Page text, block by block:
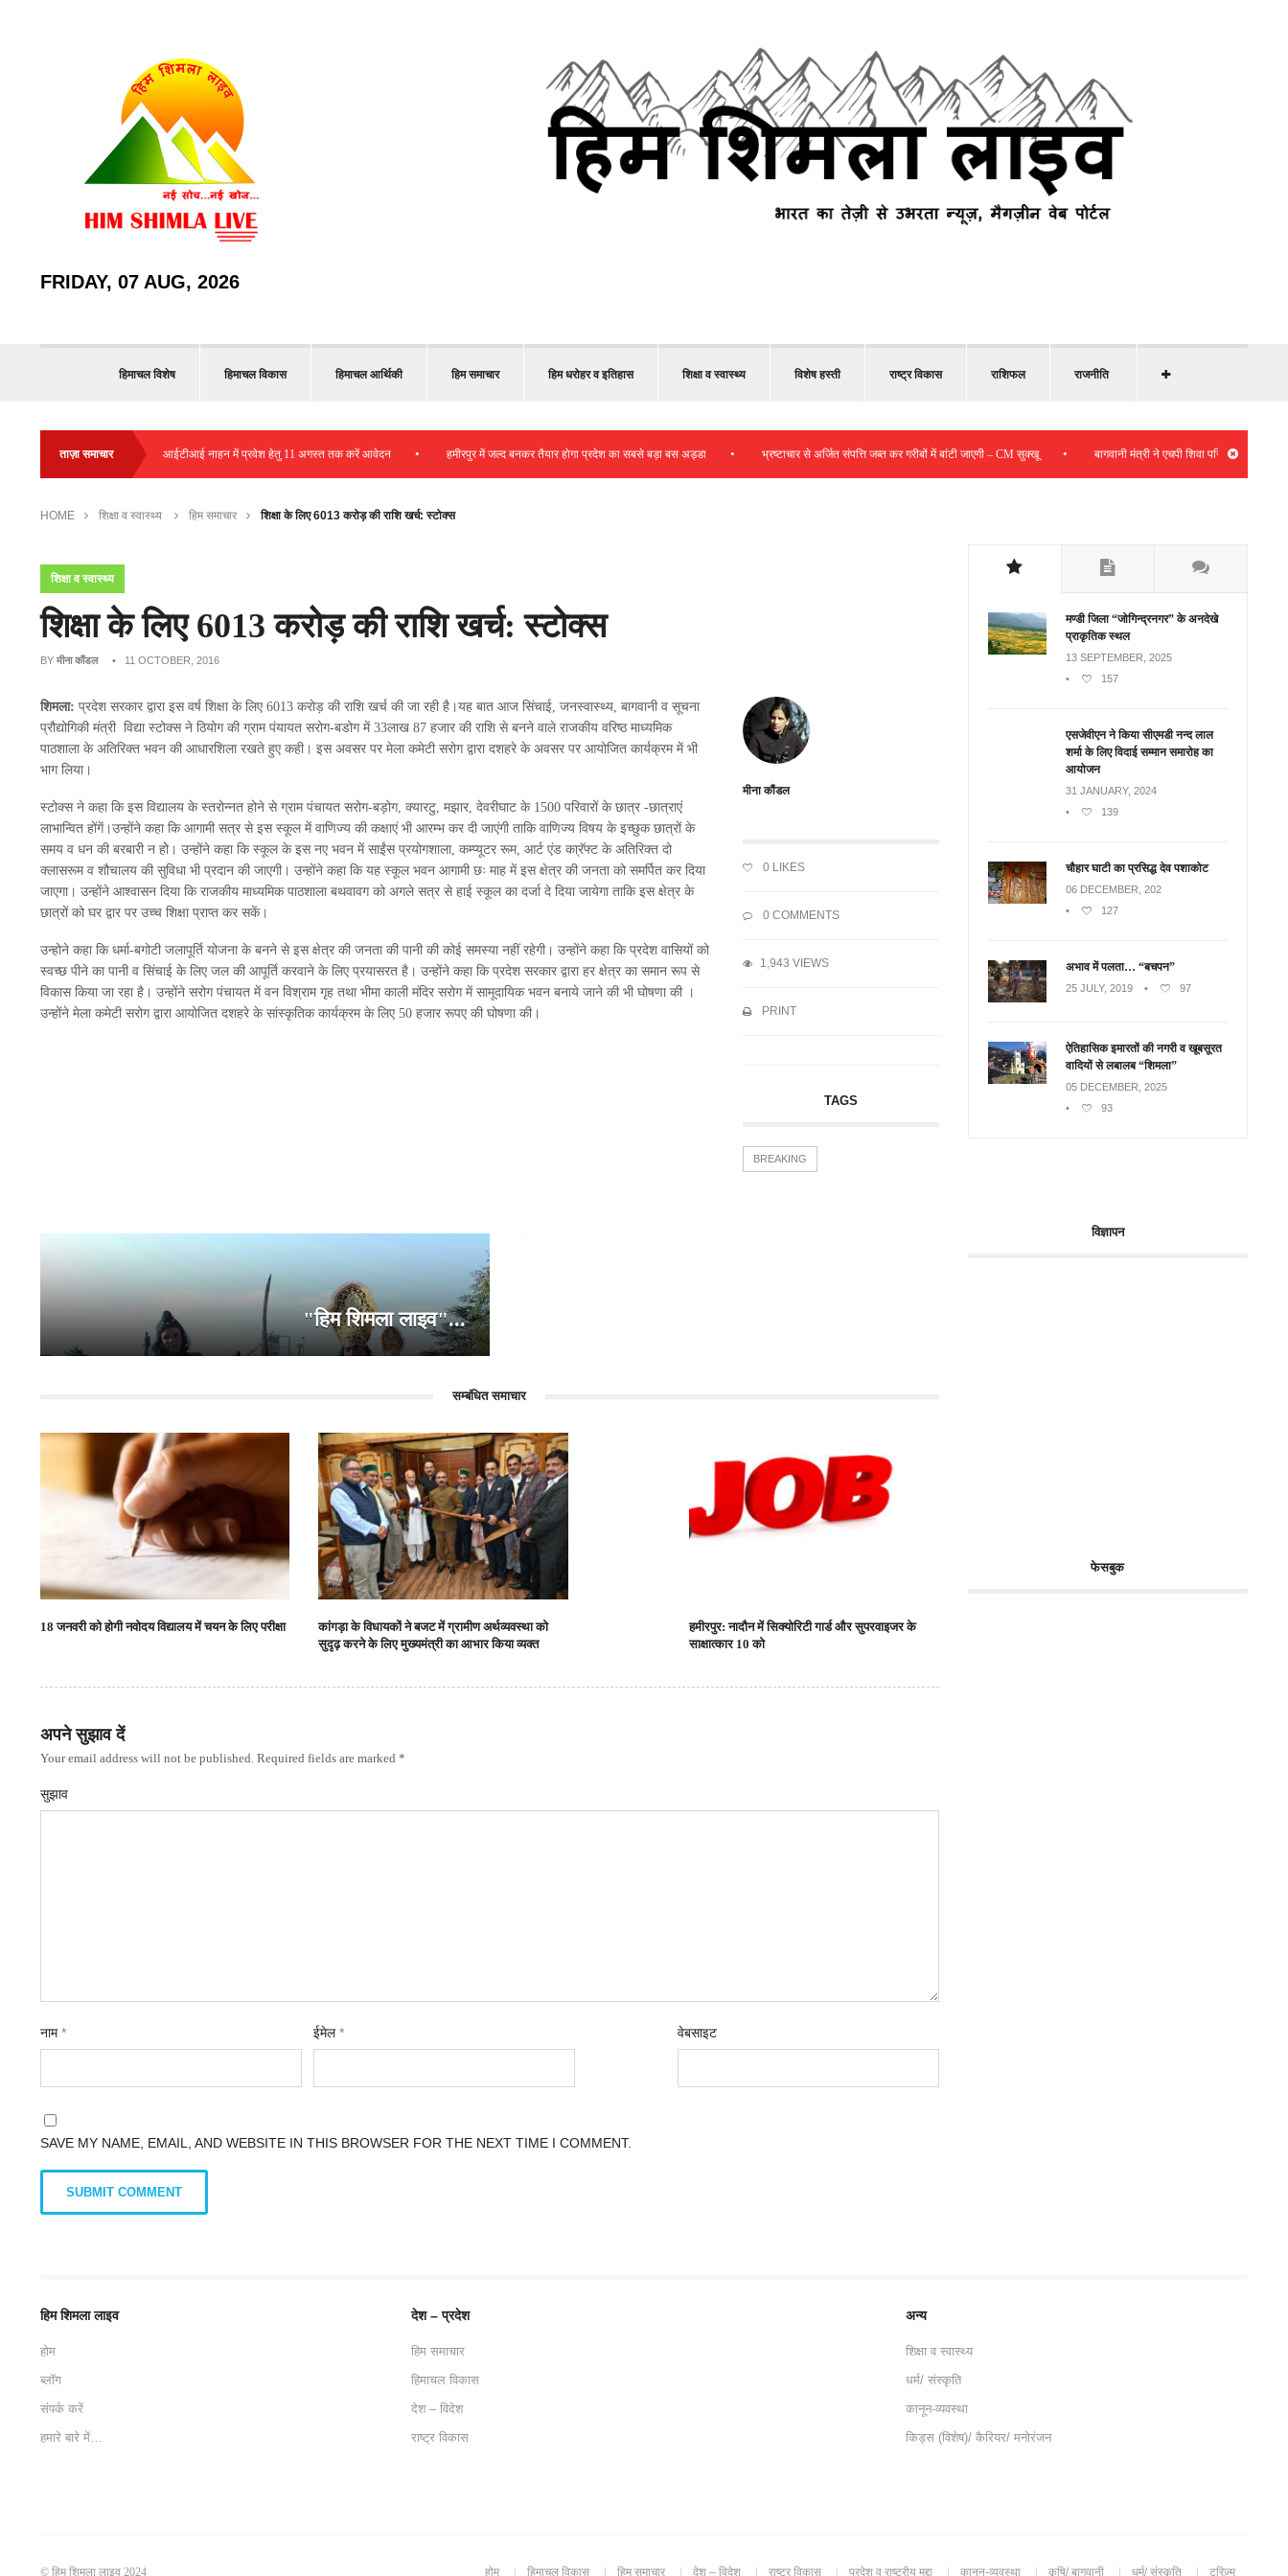
FRIDAY, 07 AUG, 2026
हिमाचल विशेष हिमाचल विकास हिमाचल आर्थिकी हिम समाचार हिम धरोहर व इतिहास शिक्षा व स्वास्थ्य विशेष हस्ती राष्ट्र विकास राशिफल राजनीति
ताज़ा समाचार
प्लेसमेंट आयोजित • आईटीआई नाहन में प्रवेश हेतु 11 अगस्त तक करें आवेदन • हमीरपुर में जल्द बनकर तैयार होगा प्रदेश का सबसे बड़ा बस अड्डा • भ्रष्टाचार से अर्जित संपत्ति जब्त कर गरीबों में बांटी जाएगी – CM सुक्खू • बागवानी मंत्री ने एचपी शिवा परियोजना की समीक्षा
HOME शिक्षा व स्वास्थ्य हिम समाचार शिक्षा के लिए 6013 करोड़ की राशि खर्च: स्टोक्स
शिक्षा व स्वास्थ्य
शिक्षा के लिए 6013 करोड़ की राशि खर्च: स्टोक्स
BY मीना कौंडल • 11 OCTOBER, 2016
मीना कौंडल
0 LIKES
0 COMMENTS
1,943 VIEWS
PRINT
TAGS
BREAKING
शिमला: प्रदेश सरकार द्वारा इस वर्ष शिक्षा के लिए 6013 करोड़ की राशि खर्च की जा रही है।यह बात आज सिंचाई, जनस्वास्थ्य, बागवानी व सूचना
प्रौद्योगिकी मंत्री विद्या स्टोक्स ने ठियोग की ग्राम पंयायत सरोग-बडोग में 33लाख 87 हजार की राशि से बनने वाले राजकीय वरिष्ठ माध्यमिक
पाठशाला के अतिरिक्त भवन की आधारशिला रखते हुए कही। इस अवसर पर मेला कमेटी सरोग द्वारा दशहरे के अवसर पर आयोजित कार्यक्रम में भी
भाग लिया।
स्टोक्स ने कहा कि इस विद्यालय के स्तरोन्नत होने से ग्राम पंचायत सरोग-बड़ोग, क्यारटु, मझार, देवरीघाट के 1500 परिवारों के छात्र -छात्राएं
लाभान्वित होंगें।उन्होंने कहा कि आगामी सत्र से इस स्कूल में वाणिज्य की कक्षाएं भी आरम्भ कर दी जाएंगी ताकि वाणिज्य विषय के इच्छुक छात्रों के
समय व धन की बरबारी न होे। उन्होंने कहा कि स्कूल के इस नए भवन में साईंस प्रयोगशाला, कम्प्यूटर रूम, आर्ट एंड का्रॅफ्ट के अतिरिक्त दो
क्लासरूम व शौचालय की सुविधा भी प्रदान की जाएगी। उन्होंने कहा कि यह स्कूल भवन आगामी छः माह में इस क्षेत्र की जनता को समर्पित कर दिया
जाएगा। उन्होंने आश्वासन दिया कि राजकीय माध्यमिक पाठशाला बथवावग को अगले सत्र से हाई स्कूल का दर्जा दे दिया जायेगा ताकि इस क्षेत्र के
छात्रों को घर द्वार पर उच्च शिक्षा प्राप्त कर सकें।
उन्होने कहा कि धर्मा-बगोटी जलापूर्ति योजना के बनने से इस क्षेत्र की जनता की पानी की कोई समस्या नहीं रहेगी। उन्होंने कहा कि प्रदेश वासियों को
स्वच्छ पीने का पानी व सिंचाई के लिए जल की आपूर्ति करवाने के लिए प्रयासरत है। उन्होंने कहा कि प्रदेश सरकार द्वारा हर क्षेत्र का समान रूप से
विकास किया जा रहा है। उन्होंने सरोग पंचायत में वन विश्राम गृह तथा भीमा काली मंदिर सरोग में सामूदायिक भवन बनाये जाने की भी घोषणा की ।
उन्होंने मेला कमेटी सरोग द्वारा आयोजित दशहरे के सांस्कृतिक कार्यक्रम के लिए 50 हजार रूपए की घोषणा की।
"हिम शिमला लाइव"...
सम्बंधित समाचार
18 जनवरी को होगी नवोदय विद्यालय में चयन के लिए परीक्षा
कांगड़ा के विधायकों ने बजट में ग्रामीण अर्थव्यवस्था को
सुदृढ़ करने के लिए मुख्यमंत्री का आभार किया व्यक्त
हमीरपुर: नादौन में सिक्योरिटी गार्ड और सुपरवाइजर के
साक्षात्कार 10 को
अपने सुझाव दें
Your email address will not be published. Required fields are marked *
सुझाव
नाम* ईमेल* वेबसाइट
SAVE MY NAME, EMAIL, AND WEBSITE IN THIS BROWSER FOR THE NEXT TIME I COMMENT.
मण्डी जिला “जोगिन्द्रनगर” के अनदेखे
प्राकृतिक स्थल
13 SEPTEMBER, 2025
•
157
एसजेवीएन ने किया सीएमडी नन्‍द लाल
शर्मा के लिए विदाई सम्मान समारोह का
आयोजन
31 JANUARY, 2024
•
139
चौहार घाटी का प्रसिद्ध देव पशाकोट
06 DECEMBER, 202
•
127
अभाव में पलता… “बचपन”
25 JULY, 2019 • 97
ऐतिहासिक इमारतों की नगरी व खूबसूरत
वादियों से लबालब “शिमला”
05 DECEMBER, 2025
•
93
विज्ञापन
फेसबुक
हिम शिमला लाइव
होम
ब्लॉग
संपर्क करें
हमारे बारे में…
देश – प्रदेश
हिम समाचार
हिमाचल विकास
देश – विदेश
राष्ट्र विकास
अन्य
शिक्षा व स्वास्थ्य
धर्म/ संस्कृति
कानून-व्यवस्था
किड्स (विशेष)/ कैरियर/ मनोरंजन
© हिम शिमला लाइव 2024 होम हिमाचल विकास हिम समाचार देश – विदेश राष्ट्र विकास प्रदेश व राष्ट्रीय मुद्दा कानून-व्यवस्था कृषि/ बागवानी धर्म/ संस्कृति टूरिज़्म